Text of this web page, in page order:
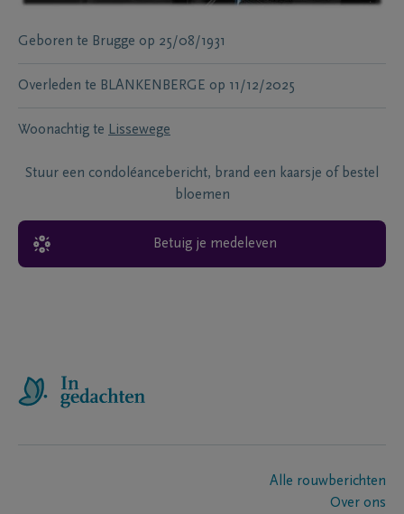
Geboren te Brugge op 25/08/1931
Overleden te BLANKENBERGE op 11/12/2025
Woonachtig te Lissewege
Stuur een condoléancebericht, brand een kaarsje of bestel
bloemen
Betuig je medeleven
Alle rouwberichten
Over ons